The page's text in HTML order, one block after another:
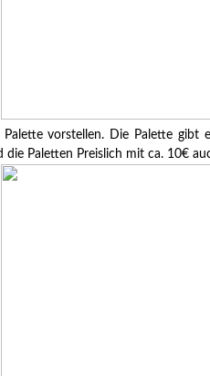
vorstellen. Die Palette gibt
Paletten Preislich mit ca. 10€